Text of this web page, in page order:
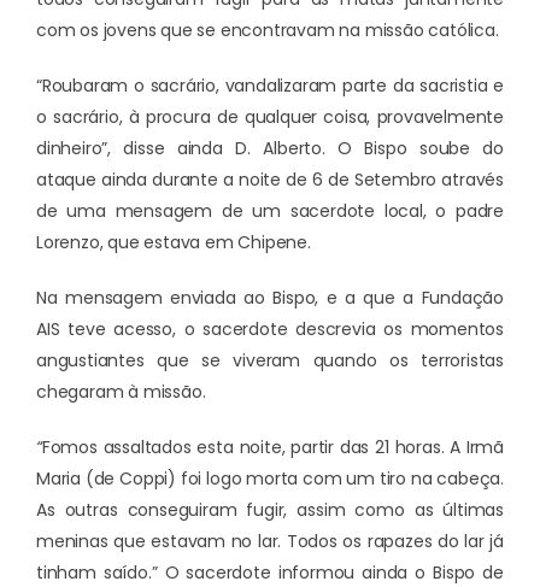
com os jovens que se encontravam na missão católica.
“Roubaram o sacrário, vandalizaram parte da sacristia e
o sacrário, à procura de qualquer coisa, provavelmente
dinheiro”, disse ainda D. Alberto. O Bispo soube do
ataque ainda durante a noite de 6 de Setembro através
de uma mensagem de um sacerdote local, o padre
Lorenzo, que estava em Chipene.
Na mensagem enviada ao Bispo, e a que a Fundação
AIS teve acesso, o sacerdote descrevia os momentos
angustiantes que se viveram quando os terroristas
chegaram à missão.
“Fomos assaltados esta noite, partir das 21 horas. A Irmã
Maria (de Coppi) foi logo morta com um tiro na cabeça.
As outras conseguiram fugir, assim como as últimas
meninas que estavam no lar. Todos os rapazes do lar já
tinham saído.” O sacerdote informou ainda o Bispo de